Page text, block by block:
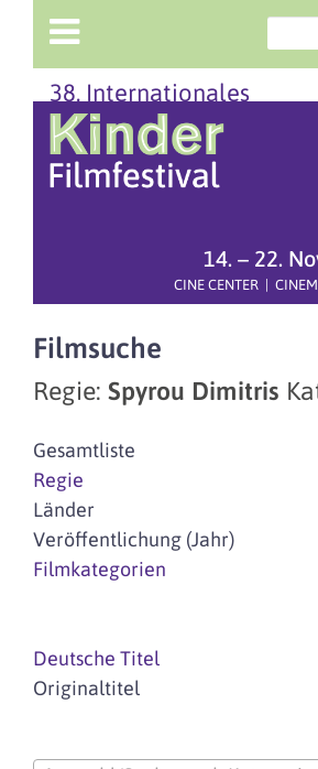
38. Internationales
14. – 22.
CINE CENTER |
Filmsuche
Regie: Spyrou Dimitris
Gesamtliste
Regie
Länder
Veröffentlichung (Jahr)
Filmkategorien
Deutsche Titel
Originaltitel